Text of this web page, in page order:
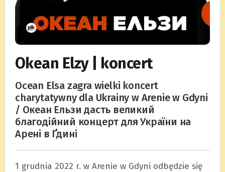
Okean Elzy | koncert
Ocean Elsa zagra wielki koncert
charytatywny dla Ukrainy w Arenie w Gdyni
/ Океан Ельзи дасть великий
благодійний концерт для України на
Арені в Ґдині
1 grudnia 2022 r. w Arenie w Gdyni odbędzie się